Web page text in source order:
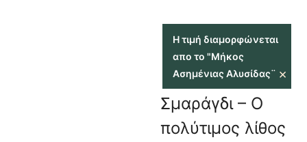
Η τιμή διαμορφώνεται
απο το "Μήκος
Ασημένιας Αλυσίδας¨ ×
Σμαράγδι – Ο
πολύτιμος λίθος